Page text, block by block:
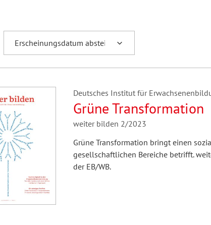
Deutsches Institut für
Grüne Transformation
weiter bilden 2/2023
Grüne Transformation bringt einen
gesellschaftlichen Bereiche betrifft.
der EB/WB.